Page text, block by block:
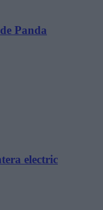
Panda
electric